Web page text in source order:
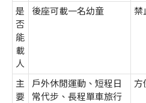
是
否
能
載
人
後座可載一名幼童 禁
主
要
戶外休閒運動、短程日
常代步、長程單車旅行
方